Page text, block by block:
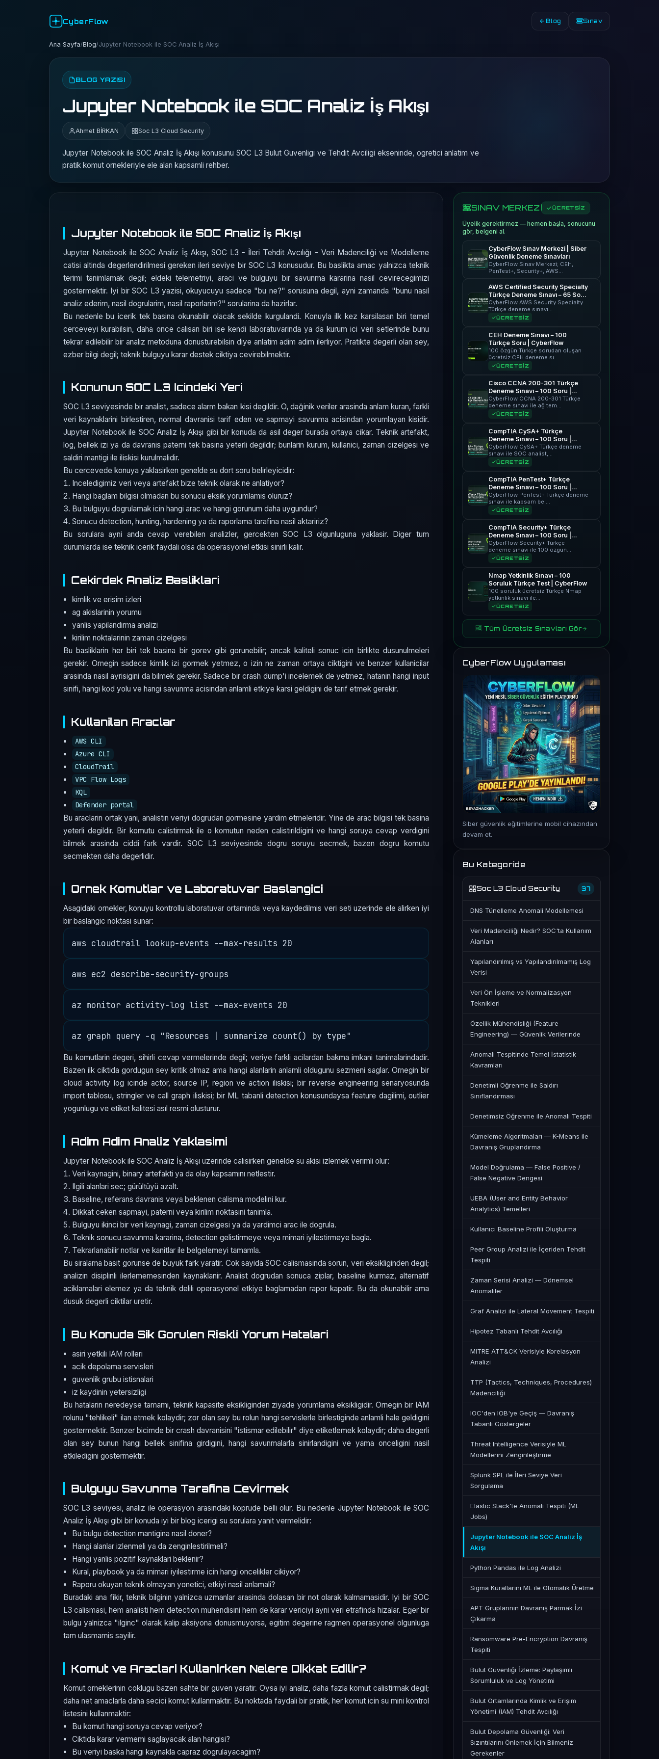
CyberFlow Blog Sınav
Ana Sayfa/Blog/Jupyter Notebook ile SOC Analiz İş Akışı
BLOG YAZISI
Jupyter Notebook ile SOC Analiz İş Akışı
Ahmet BİRKAN Soc L3 Cloud Security
Jupyter Notebook ile SOC Analiz İş Akışı konusunu SOC L3 Bulut Guvenligi ve Tehdit Avciligi ekseninde, ogretici anlatim ve
pratik komut ornekleriyle ele alan kapsamli rehber.
Jupyter Notebook ile SOC Analiz İş Akışı
Jupyter Notebook ile SOC Analiz İş Akışı, SOC L3 - İleri Tehdit Avcılığı - Veri Madenciliği ve Modelleme
catisi altinda degerlendirilmesi gereken ileri seviye bir SOC L3 konusudur. Bu baslikta amac yalnizca teknik
terimi tanimlamak degil; eldeki telemetriyi, araci ve bulguyu bir savunma kararina nasil cevirecegimizi
gostermektir. Iyi bir SOC L3 yazisi, okuyucuyu sadece "bu ne?" sorusuna degil, ayni zamanda "bunu nasil
analiz ederim, nasil dogrularim, nasil raporlarim?" sorularina da hazirlar.
Bu nedenle bu icerik tek basina okunabilir olacak sekilde kurgulandi. Konuyla ilk kez karsilasan biri temel
cerceveyi kurabilsin, daha once calisan biri ise kendi laboratuvarinda ya da kurum ici veri setlerinde bunu
tekrar edilebilir bir analiz metoduna donusturebilsin diye anlatim adim adim ilerliyor. Pratikte degerli olan sey,
ezber bilgi degil; teknik bulguyu karar destek ciktiya cevirebilmektir.
Konunun SOC L3 Icindeki Yeri
SOC L3 seviyesinde bir analist, sadece alarm bakan kisi degildir. O, dağinik veriler arasinda anlam kuran, farkli
veri kaynaklarini birlestiren, normal davranisi tarif eden ve sapmayi savunma acisindan yorumlayan kisidir.
Jupyter Notebook ile SOC Analiz İş Akışı gibi bir konuda da asil deger burada ortaya cikar. Teknik artefakt,
log, bellek izi ya da davranis paterni tek basina yeterli degildir; bunlarin kurum, kullanici, zaman cizelgesi ve
saldiri mantigi ile iliskisi kurulmalidir.
Bu cercevede konuya yaklasirken genelde su dort soru belirleyicidir:
Inceledigimiz veri veya artefakt bize teknik olarak ne anlatiyor?
Hangi baglam bilgisi olmadan bu sonucu eksik yorumlamis oluruz?
Bu bulguyu dogrulamak icin hangi arac ve hangi gorunum daha uygundur?
Sonucu detection, hunting, hardening ya da raporlama tarafina nasil aktaririz?
Bu sorulara ayni anda cevap verebilen analizler, gercekten SOC L3 olgunluguna yaklasir. Diger tum
durumlarda ise teknik icerik faydali olsa da operasyonel etkisi sinirli kalir.
Cekirdek Analiz Basliklari
kimlik ve erisim izleri
ag akislarinin yorumu
yanlis yapilandirma analizi
kirilim noktalarinin zaman cizelgesi
Bu basliklarin her biri tek basina bir gorev gibi gorunebilir; ancak kaliteli sonuc icin birlikte dusunulmeleri
gerekir. Ornegin sadece kimlik izi gormek yetmez, o izin ne zaman ortaya ciktigini ve benzer kullanicilar
arasinda nasil ayrisigini da bilmek gerekir. Sadece bir crash dump'i incelemek de yetmez, hatanin hangi input
sinifi, hangi kod yolu ve hangi savunma acisindan anlamli etkiye karsi geldigini de tarif etmek gerekir.
Kullanilan Araclar
AWS CLI
Azure CLI
CloudTrail
VPC Flow Logs
KQL
Defender portal
Bu araclarin ortak yani, analistin veriyi dogrudan gormesine yardim etmeleridir. Yine de arac bilgisi tek basina
yeterli degildir. Bir komutu calistirmak ile o komutun neden calistirildigini ve hangi soruya cevap verdigini
bilmek arasinda ciddi fark vardir. SOC L3 seviyesinde dogru soruyu secmek, bazen dogru komutu
secmekten daha degerlidir.
Ornek Komutlar ve Laboratuvar Baslangici
Asagidaki ornekler, konuyu kontrollu laboratuvar ortaminda veya kaydedilmis veri seti uzerinde ele alirken iyi
bir baslangic noktasi sunar:
Bu komutlarin degeri, sihirli cevap vermelerinde degil; veriye farkli acilardan bakma imkani tanimalarindadir.
Bazen ilk ciktida gordugun sey kritik olmaz ama hangi alanlarin anlamli oldugunu sezmeni saglar. Ornegin bir
cloud activity log icinde actor, source IP, region ve action iliskisi; bir reverse engineering senaryosunda
import tablosu, stringler ve call graph iliskisi; bir ML tabanli detection konusundaysa feature dagilimi, outlier
yogunlugu ve etiket kalitesi asıl resmi olusturur.
Adim Adim Analiz Yaklasimi
Jupyter Notebook ile SOC Analiz İş Akışı uzerinde calisirken genelde su akisi izlemek verimli olur:
Veri kaynagini, binary artefakti ya da olay kapsamını netlestir.
Ilgili alanlari sec; gürültüyü azalt.
Baseline, referans davranis veya beklenen calisma modelini kur.
Dikkat ceken sapmayi, paterni veya kirilim noktasini tanimla.
Bulguyu ikinci bir veri kaynagi, zaman cizelgesi ya da yardimci arac ile dogrula.
Teknik sonucu savunma kararina, detection gelistirmeye veya mimari iyilestirmeye bagla.
Tekrarlanabilir notlar ve kanitlar ile belgelemeyi tamamla.
Bu siralama basit gorunse de buyuk fark yaratir. Cok sayida SOC calismasinda sorun, veri eksikliginden degil;
analizin disiplinli ilerlememesinden kaynaklanir. Analist dogrudan sonuca ziplar, baseline kurmaz, alternatif
aciklamalari elemez ya da teknik delili operasyonel etkiye baglamadan rapor kapatir. Bu da okunabilir ama
dusuk degerli ciktilar uretir.
Bu Konuda Sik Gorulen Riskli Yorum Hatalari
asiri yetkili IAM rolleri
acik depolama servisleri
guvenlik grubu istisnalari
iz kaydinin yetersizligi
Bu hatalarin neredeyse tamami, teknik kapasite eksikliginden ziyade yorumlama eksikligidir. Ornegin bir IAM
rolunu "tehlikeli" ilan etmek kolaydir; zor olan sey bu rolun hangi servislerle birlestiginde anlamli hale geldigini
gostermektir. Benzer bicimde bir crash davranisini "istismar edilebilir" diye etiketlemek kolaydir; daha degerli
olan sey bunun hangi bellek sinifina girdigini, hangi savunmalarla sinirlandigini ve yama onceligini nasil
etkiledigini gostermektir.
Bulguyu Savunma Tarafina Cevirmek
SOC L3 seviyesi, analiz ile operasyon arasindaki koprude belli olur. Bu nedenle Jupyter Notebook ile SOC
Analiz İş Akışı gibi bir konuda iyi bir blog icerigi su sorulara yanit vermelidir:
Bu bulgu detection mantigina nasil doner?
Hangi alanlar izlenmeli ya da zenginlestirilmeli?
Hangi yanlis pozitif kaynaklari beklenir?
Kural, playbook ya da mimari iyilestirme icin hangi oncelikler cikiyor?
Raporu okuyan teknik olmayan yonetici, etkiyi nasil anlamali?
Buradaki ana fikir, teknik bilginin yalnizca uzmanlar arasinda dolasan bir not olarak kalmamasidir. Iyi bir SOC
L3 calismasi, hem analisti hem detection muhendisini hem de karar vericiyi ayni veri etrafinda hizalar. Eger bir
bulgu yalnizca "ilginc" olarak kalip aksiyona donusmuyorsa, egitim degerine ragmen operasyonel olgunluga
tam ulasmamis sayilir.
Komut ve Araclari Kullanirken Nelere Dikkat Edilir?
Komut orneklerinin coklugu bazen sahte bir guven yaratir. Oysa iyi analiz, daha fazla komut calistirmak degil;
daha net amaclarla daha secici komut kullanmaktir. Bu noktada faydali bir pratik, her komut icin su mini kontrol
listesini kullanmaktir:
Bu komut hangi soruya cevap veriyor?
Ciktida karar vermemi saglayacak alan hangisi?
Bu veriyi baska hangi kaynakla capraz dogrulayacagim?
SINAV MERKEZİ ÜCRETSİZ
Üyelik gerektirmez — hemen başla, sonucunu
gör, belgeni al.
CyberFlow Sınav Merkezi | Siber
Güvenlik Deneme Sınavları
CyberFlow Sınav Merkezi; CEH,
PenTest+, Security+, AWS…
AWS Certified Security Specialty
Türkçe Deneme Sınavı – 65 Soru
| CyberFlow
CyberFlow AWS Security Specialty
Türkçe deneme sınavı…
ÜCRETSİZ
CEH Deneme Sınavı – 100
Türkçe Soru | CyberFlow
100 özgün Türkçe sorudan oluşan
ücretsiz CEH deneme sı…
ÜCRETSİZ
Cisco CCNA 200-301 Türkçe
Deneme Sınavı – 100 Soru |
CyberFlow
CyberFlow CCNA 200-301 Türkçe
deneme sınavı ile ağ tem…
ÜCRETSİZ
CompTIA CySA+ Türkçe
Deneme Sınavı – 100 Soru |
CyberFlow
CyberFlow CySA+ Türkçe deneme
sınavı ile SOC analist,…
ÜCRETSİZ
CompTIA PenTest+ Türkçe
Deneme Sınavı – 100 Soru |
CyberFlow
CyberFlow PenTest+ Türkçe deneme
sınavı ile kapsam bel…
ÜCRETSİZ
CompTIA Security+ Türkçe
Deneme Sınavı – 100 Soru |
CyberFlow
CyberFlow Security+ Türkçe
deneme sınavı ile 100 özgün…
ÜCRETSİZ
Nmap Yetkinlik Sınavı – 100
Soruluk Türkçe Test | CyberFlow
100 soruluk ücretsiz Türkçe Nmap
yetkinlik sınavı ile…
ÜCRETSİZ
🆓 Tüm Ücretsiz Sınavları Gör
CyberFlow Uygulaması
Siber güvenlik eğitimlerine mobil cihazından
devam et.
Bu Kategoride
Soc L3 Cloud Security 37
DNS Tünelleme Anomali Modellemesi
Veri Madenciliği Nedir? SOC'ta Kullanım
Alanları
Yapılandırılmış vs Yapılandırılmamış Log
Verisi
Veri Ön İşleme ve Normalizasyon
Teknikleri
Özellik Mühendisliği (Feature
Engineering) — Güvenlik Verilerinde
Anomali Tespitinde Temel İstatistik
Kavramları
Denetimli Öğrenme ile Saldırı
Sınıflandırması
Denetimsiz Öğrenme ile Anomali Tespiti
Kümeleme Algoritmaları — K-Means ile
Davranış Gruplandırma
Model Doğrulama — False Positive /
False Negative Dengesi
UEBA (User and Entity Behavior
Analytics) Temelleri
Kullanıcı Baseline Profili Oluşturma
Peer Group Analizi ile İçeriden Tehdit
Tespiti
Zaman Serisi Analizi — Dönemsel
Anomaliler
Graf Analizi ile Lateral Movement Tespiti
Hipotez Tabanlı Tehdit Avcılığı
MITRE ATT&CK Verisiyle Korelasyon
Analizi
TTP (Tactics, Techniques, Procedures)
Madenciliği
IOC'den IOB'ye Geçiş — Davranış
Tabanlı Göstergeler
Threat Intelligence Verisiyle ML
Modellerini Zenginleştirme
Splunk SPL ile İleri Seviye Veri
Sorgulama
Elastic Stack'te Anomali Tespiti (ML
Jobs)
Jupyter Notebook ile SOC Analiz İş
Akışı
Python Pandas ile Log Analizi
Sigma Kurallarını ML ile Otomatik Üretme
APT Gruplarının Davranış Parmak İzi
Çıkarma
Ransomware Pre-Encryption Davranış
Tespiti
Bulut Güvenliği İzleme: Paylaşımlı
Sorumluluk ve Log Yönetimi
Bulut Ortamlarında Kimlik ve Erişim
Yönetimi (IAM) Tehdit Avcılığı
Bulut Depolama Güvenliği: Veri
Sızıntılarını Önlemek İçin Bilmeniz
Gerekenler